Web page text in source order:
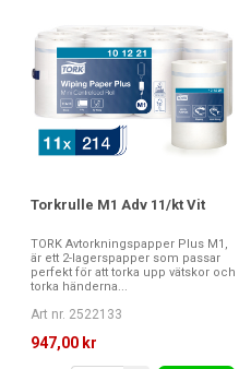
Torkrulle M1 Adv 11/kt Vit
TORK Avtorkningspapper Plus M1,
är ett 2-lagerspapper som passar
perfekt för att torka upp vätskor och
torka händerna...
Art nr. 2522133
947,00 kr